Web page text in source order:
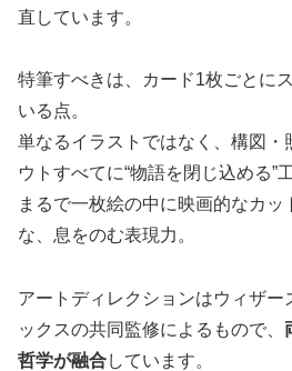
直しています。
特筆すべきは、カード1枚ごとに
いる点。
単なるイラストではなく、構図・
ウトすべてに“物語を閉じ込める”
まるで一枚絵の中に映画的なカッ
な、息をのむ表現力。
アートディレクションはウィザー
ックスの共同監修によるもので、
哲学が融合しています。